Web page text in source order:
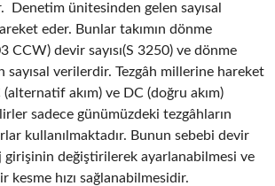
Denetim ünitesinden gelen sayısal
eder. Bunlar takımın dönme
CCW) devir sayısı(S 3250) ve dönme
sayısal verilerdir. Tezgâh millerine hareket
akım) ve DC (doğru akım)
sadece günümüzdeki tezgâhların
kullanılmaktadır. Bunun sebebi devir
değiştirilerek ayarlanabilmesi ve
kesme hızı sağlanabilmesidir.